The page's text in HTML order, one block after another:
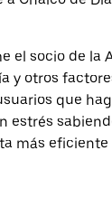
el socio de la
y otros
que
estrés
más eficiente